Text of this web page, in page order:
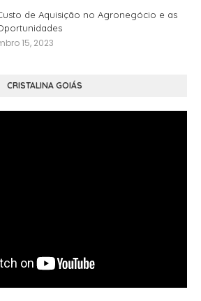
de Aquisição no Agronegócio e as
15, 2023
CRISTALINA GOIÁS